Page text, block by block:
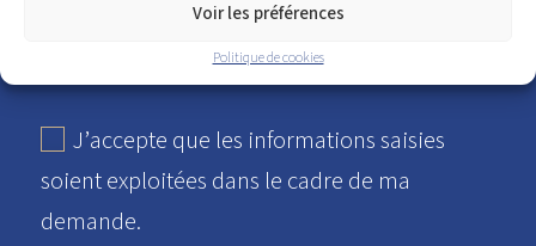
Voir les préférences
Politique de cookies
J’accepte que les informations saisies
soient exploitées dans le cadre de ma
demande.